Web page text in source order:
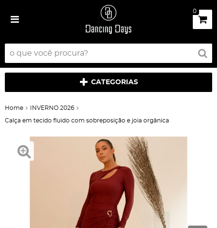
0
CATEGORIAS
Home INVERNO 2026
Calça em tecido fluido com sobreposição e joia orgânica